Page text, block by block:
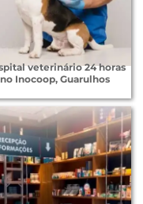
veterinário 24 horas
no Inocoop, Guarulhos